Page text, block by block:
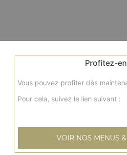
Profitez-
Vous pouvez profiter dès
Pour cela, suivez le lien suivant :
VOIR NOS MENUS